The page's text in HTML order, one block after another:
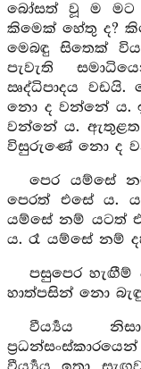
බෝසත් වූ ම මට
කිමෙක් හේතු ද?
මෙබඳු සිතෙක්
පැවැති
ඍද්ධිපාදය වඩයි.
නො ද වන්නේ ය.
වන්නේ ය.
විසුරුණේ නො ද
පෙර යම්සේ
පෙරත් එසේ ය.
යම්සේ නම් යටත්
ය. රෑ යම්සේ නම්
පසුපෙර
හාත්පසින් නො
වීර්‍ය්‍යය